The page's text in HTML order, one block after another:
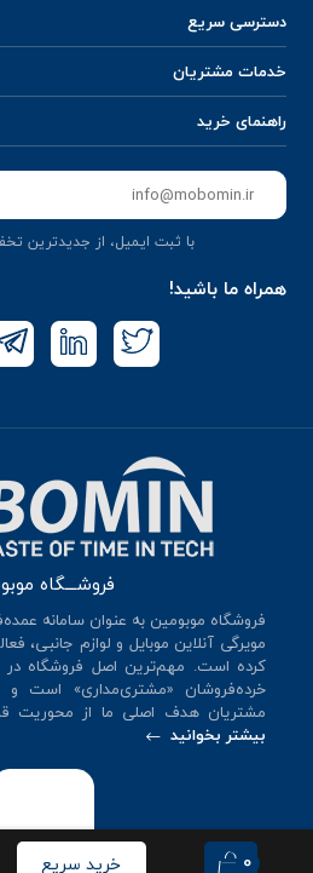
دسترسی سریع
خدمات مشتریان
راهنمای خرید
با ثبت ایمیل، از جدید‌ترین
همراه ما باشید!
فروشـــگاه
فروشگاه موبومین به عنوان سامانه
کرده است. مهم‌ترین اصل فروشگاه در
خرده‌فروشان «مشتری‌مداری» است و
مشتریان هدف اصلی ما از محوریت
بیشتر بخوانید
0 خرید سریع